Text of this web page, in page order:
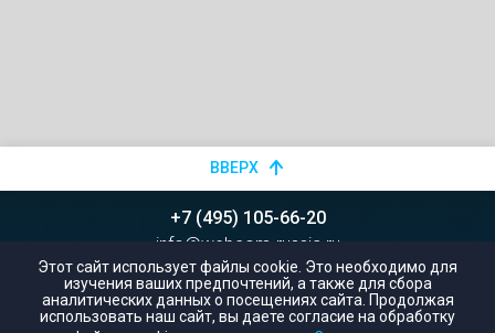
ВВЕРХ
info@webcom-russia.ru
+7 (495) 105-66-20
Этот сайт использует файлы cookie. Это необходимо для
изучения ваших предпочтений, а также для сбора
аналитических данных о посещениях сайта. Продолжая
использовать наш сайт, вы даете согласие на обработку